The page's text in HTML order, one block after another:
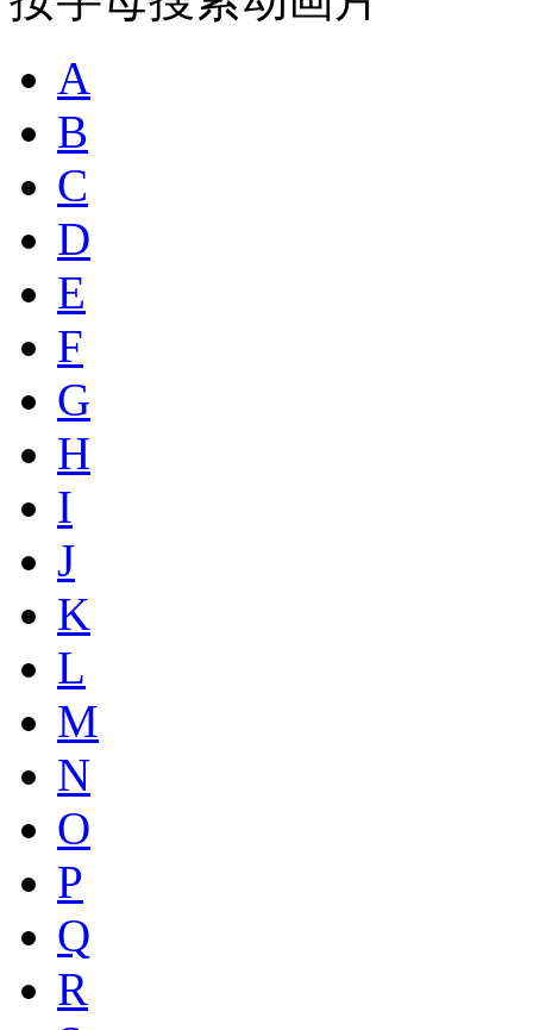
A
B
C
D
E
F
G
H
I
J
K
L
M
N
O
P
Q
R